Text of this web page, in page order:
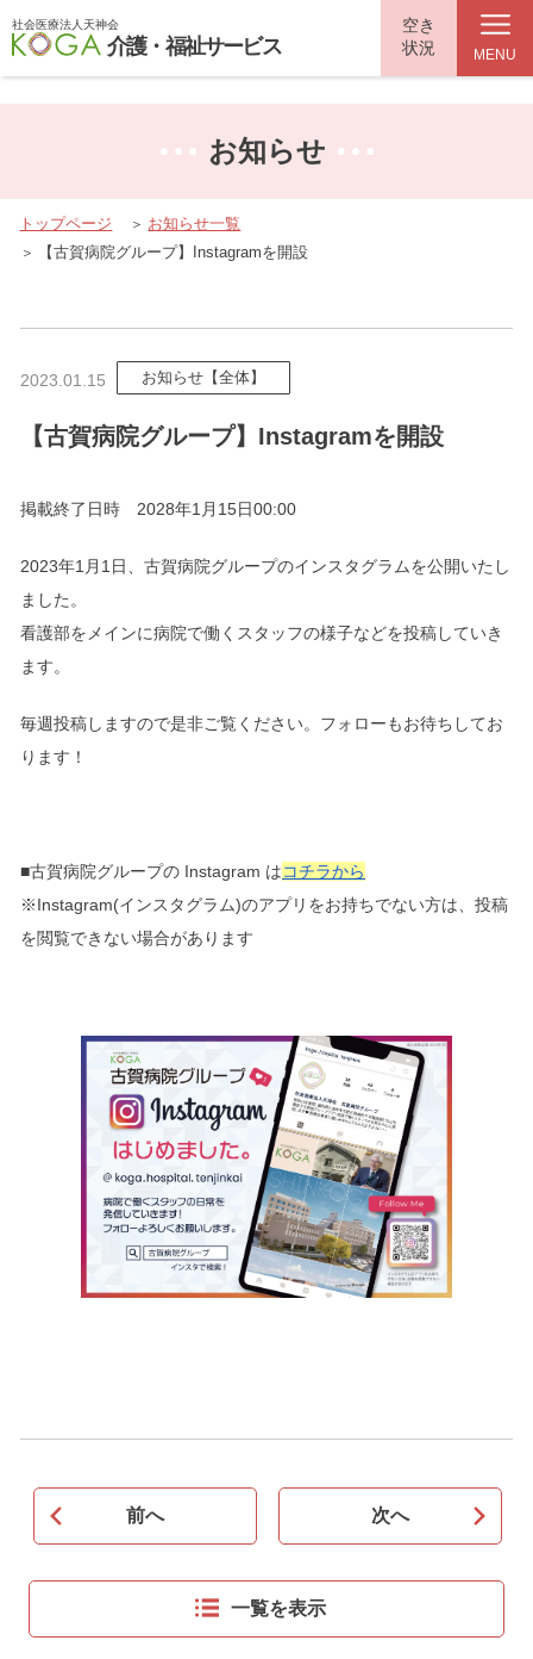
社会医療法人天神会
介護・福祉サービス
空き
状況
MENU
お知らせ
トップページ
お知らせ一覧
【古賀病院グループ】Instagramを開設
2023.01.15 お知らせ【全体】
【古賀病院グループ】Instagramを開設
掲載終了日時 2028年1月15日00:00
2023年1月1日、古賀病院グループのインスタグラムを公開いたし
ました。
看護部をメインに病院で働くスタッフの様子などを投稿していき
ます。
毎週投稿しますので是非ご覧ください。フォローもお待ちしてお
ります！
■古賀病院グループの Instagram はコチラから
※Instagram(インスタグラム)のアプリをお持ちでない方は、投稿
を閲覧できない場合があります
前へ
一覧を表示
次へ